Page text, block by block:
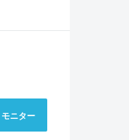
ニター